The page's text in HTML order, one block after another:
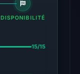
DISPONIBILITÉ
15/15